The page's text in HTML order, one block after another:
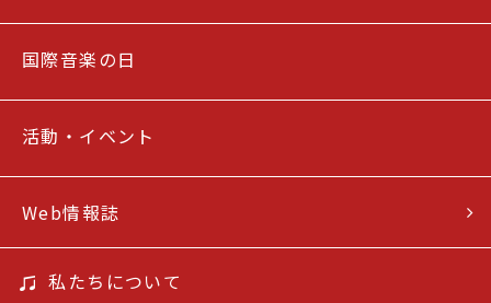
国際音楽の日
活動・イベント
Web情報誌
私たちについて